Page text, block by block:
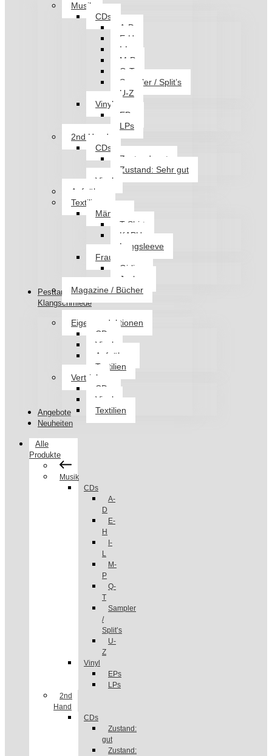
Musik
CDs
A-D
E-H
I-L
M-P
Q-T
Sampler / Split’s
U-Z
Vinyl
EPs
LPs
2nd Hand
CDs
Zustand: gut
Zustand: Sehr gut
Vinyl
Aufnäher
Textilien
Männer
T-Shirt
KAPU
Longsleeve
Frauen
Girlies
Jacken
Magazine / Bücher
Pesttanz
Klangschmiede
Eigenproduktionen
CDs
Vinyl
Aufnäher
Textilien
Vertrieb
CDs
Vinyl
Textilien
Angebote
Neuheiten
Alle
Produkte
Musik
CDs
A-
D
E-
H
I-
L
M-
P
Q-
T
Sampler
/
Split’s
U-
Z
Vinyl
EPs
LPs
2nd
Hand
CDs
Zustand:
gut
Zustand: